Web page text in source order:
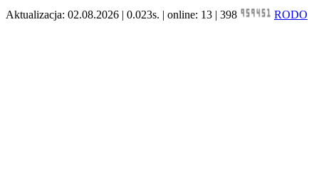
Aktualizacja: 02.08.2026 | 0.023s. | online: 13 | 398 RODO